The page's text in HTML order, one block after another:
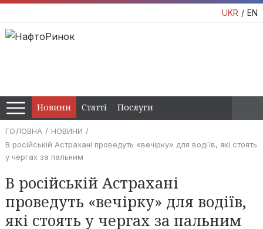
UKR EN
Новини Статті Послуги
ГОЛОВНА
НОВИНИ
В російській Астрахані проведуть «вечірку» для водіїв, які стоять
у чергах за пальним
В російській Астрахані
проведуть «вечірку» для водіїв,
які стоять у чергах за пальним